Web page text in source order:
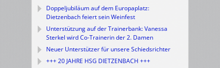
Doppeljubiläum auf dem Europaplatz:
Dietzenbach feiert sein Weinfest
Unterstützung auf der Trainerbank: Vanessa
Sterkel wird Co-Trainerin der 2. Damen
Neuer Unterstützer für unsere Schiedsrichter
+++ 20 JAHRE HSG DIETZENBACH +++